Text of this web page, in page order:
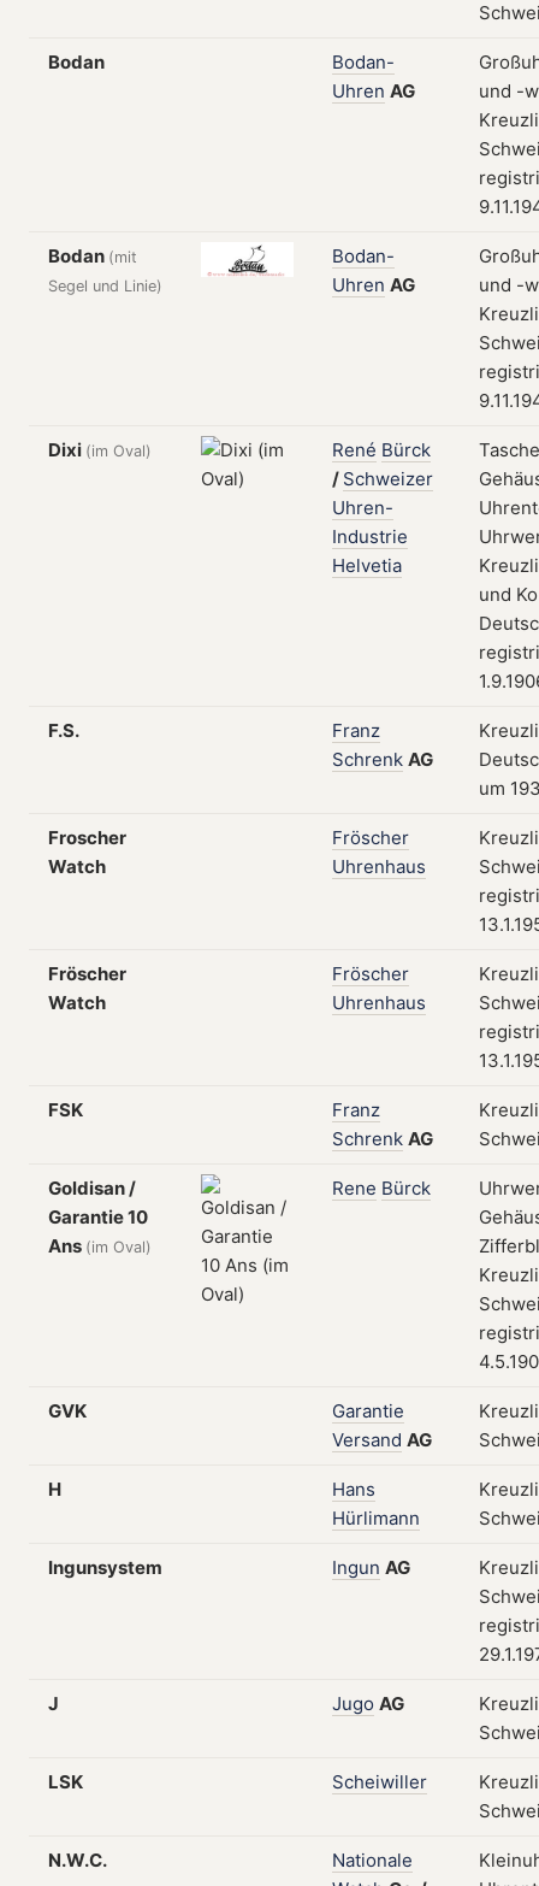
Bodan
Bodan-
Uhren AG
und -
Bodan (mit
Segel und Linie)
Bodan-
Uhren AG
und -
Dixi (im Oval) René Bürck
/ Schweizer
Uhren-
Industrie
Helvetia
und
F.S.
Franz
Schrenk AG
um
Froscher
Watch
Fröscher
Uhrenhaus
Fröscher
Watch
Fröscher
Uhrenhaus
FSK
Franz
Schrenk AG
Goldisan /
Garantie 10
Ans (im Oval)
Rene Bürck
GVK
Garantie
Versand AG
H
Hans
Hürlimann
Ingunsystem Ingun AG
J Jugo AG
LSK Scheiwiller
N.W.C.
Nationale